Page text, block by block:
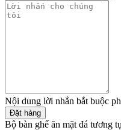
Nội dung lời nhắn bắt buộc
Đặt hàng
Bộ bàn ghế ăn mặt đá tương